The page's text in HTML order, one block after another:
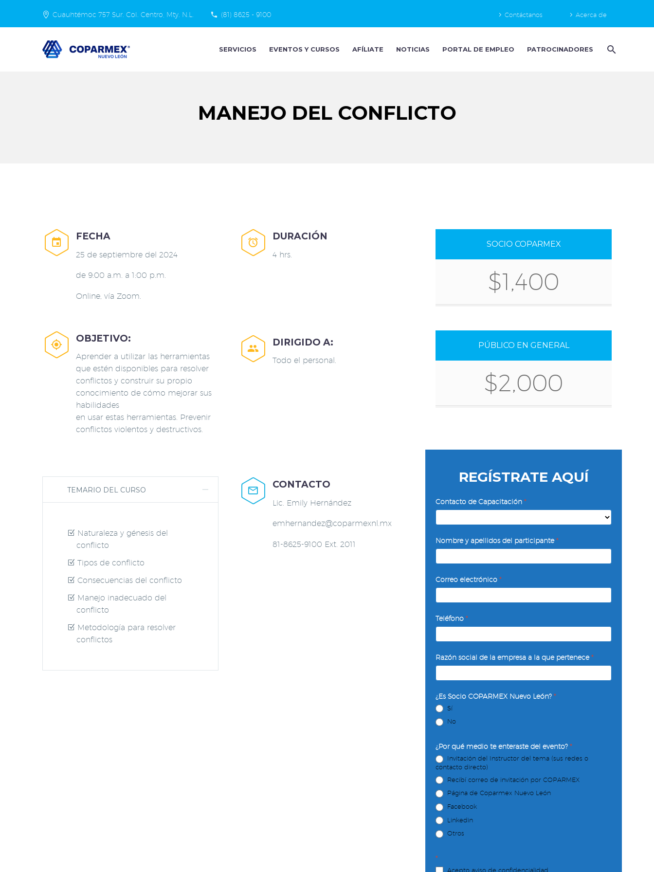
Cuauhtémoc 757 Sur. Col. Centro, Mty. N.L. (81) 8625 - 9100 Contáctanos Acerca de
SERVICIOS EVENTOS Y CURSOS AFÍLIATE NOTICIAS PORTAL DE EMPLEO PATROCINADORES
MANEJO DEL CONFLICTO


FECHA
25 de septiembre del 2024
de 9:00 a.m. a 1:00 p.m.
Online, vía Zoom.


OBJETIVO:
Aprender a utilizar las herramientas
que estén disponibles para resolver
conflictos y construir su propio
conocimiento de cómo mejorar sus
habilidades
en usar estas herramientas. Prevenir
conflictos violentos y destructivos.
TEMARIO DEL CURSO
Naturaleza y génesis del
conflicto
Tipos de conflicto
Consecuencias del conflicto
Manejo inadecuado del
conflicto
Metodología para resolver
conflictos


DURACIÓN
4 hrs.


DIRIGIDO A:
Todo el personal.


CONTACTO
Lic. Emily Hernández
emhernandez@coparmexnl.mx
81-8625-9100 Ext. 2011
SOCIO COPARMEX
$1,400
PÚBLICO EN GENERAL
$2,000
REGÍSTRATE AQUÍ
Manejo
del
Conflicto
Contacto de Capacitación *
de
Nombre y apellidos del participante*
Correo electrónico *
Teléfono *
Razón social de la empresa a la que pertenece*
¿Es Socio COPARMEX Nuevo León? *
Sí
No
¿Por qué medio te enteraste del evento? *
Invitación del Instructor del tema (sus redes o
contacto directo)
Recibí correo de invitación por COPARMEX
Página de Coparmex Nuevo León
Facebook
Linkedin
Otros
*
Acepto aviso de confidencialidad